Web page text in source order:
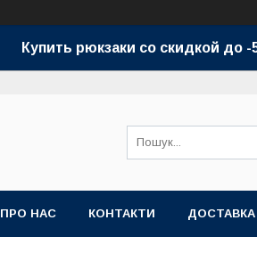
Купить рюкзаки со скидкой до -
ПРО НАС КОНТАКТИ